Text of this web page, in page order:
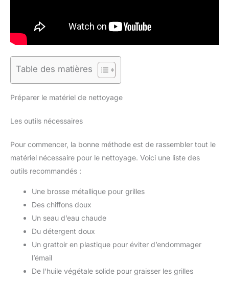
Table des matières
Préparer le matériel de nettoyage
Les outils nécessaires
Pour commencer, la bonne méthode est de rassembler tout le
matériel nécessaire pour le nettoyage. Voici une liste des
outils recommandés :
Une brosse métallique pour grilles
Des chiffons doux
Un seau d’eau chaude
Du détergent doux
Un grattoir en plastique pour éviter d’endommager
l’émail
De l’huile végétale solide pour graisser les grilles